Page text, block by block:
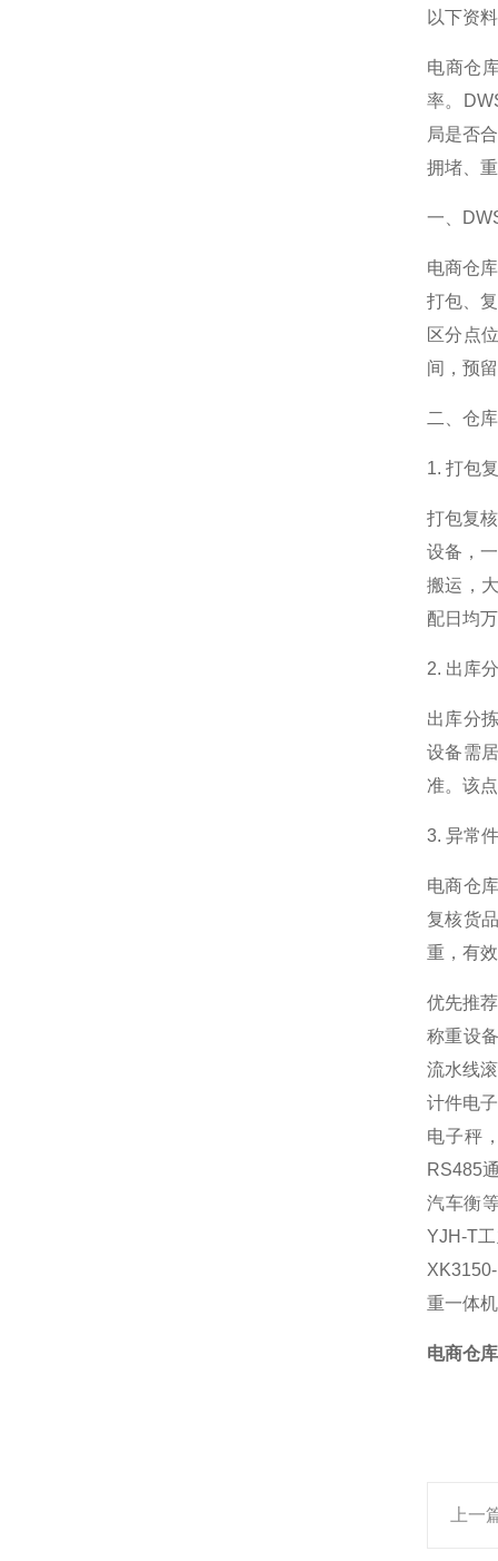
以下资
电商仓
率。
局是否
拥堵、
一、
电商仓
打包、
区分点
间，预
二、仓
1. 打包
打包复
设备，
搬运，
配日均
2. 出库
出库分
设备需
准。该
3. 异常
电商仓
复核货
重，有
优先推
称重设
流水线
计件电
电子秤
RS485
汽车衡
YJH-T
重一体
电商仓
上一